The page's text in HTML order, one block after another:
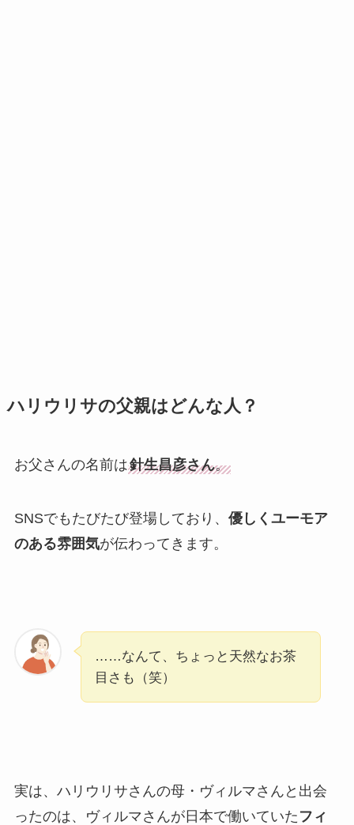
ハリウリサの父親はどんな人？
お父さんの名前は針生昌彦さん。
SNSでもたびたび登場しており、 優しくユーモア
のある雰囲気が伝わってきます。
……なんて、ちょっと天然なお茶
目さも（笑）
実は、ハリウリサさんの母・ヴィルマさんと出会
ったのは、ヴィルマさんが日本で働いていた フィ